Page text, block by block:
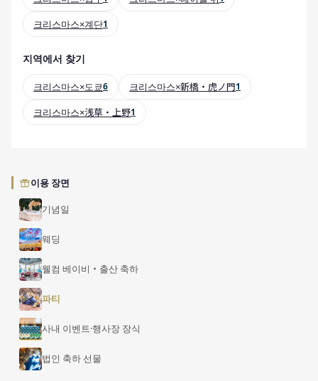
이용 장면
기념일
웨딩
웰컴 베이비・출산 축하
파티
사내 이벤트·행사장 장식
법인 축하 선물
크리스마스×계단1
지역에서 찾기
크리스마스×도쿄6 크리스마스×新橋・虎ノ門1
크리스마스×浅草・上野1